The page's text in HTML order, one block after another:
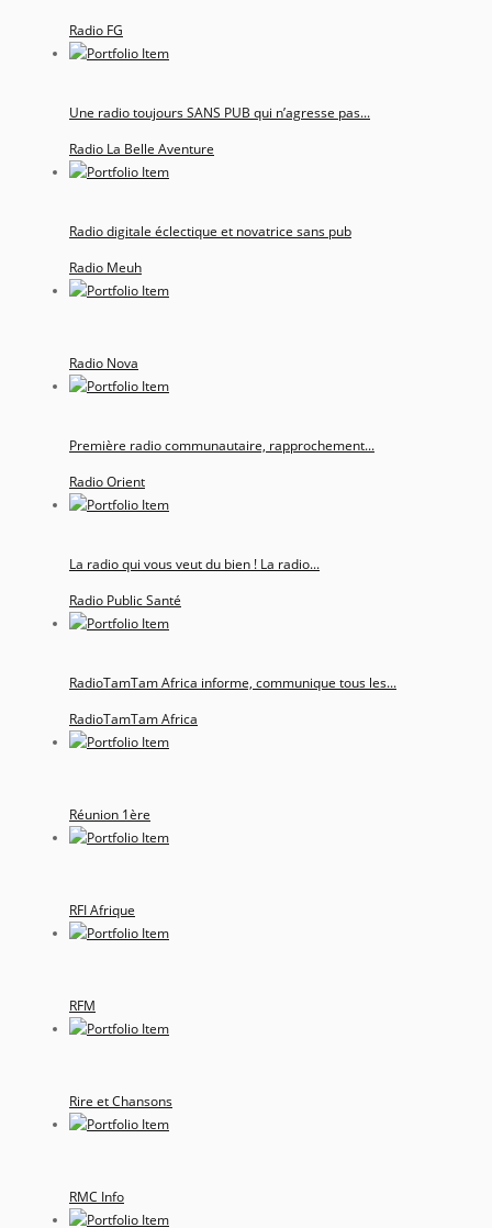
Radio FG
Une radio toujours SANS PUB qui n’agresse pas...
Radio La Belle Aventure
Radio digitale éclectique et novatrice sans pub
Radio Meuh
Radio Nova
Première radio communautaire, rapprochement...
Radio Orient
La radio qui vous veut du bien ! La radio...
Radio Public Santé
RadioTamTam Africa informe, communique tous les...
RadioTamTam Africa
Réunion 1ère
RFI Afrique
RFM
Rire et Chansons
RMC Info